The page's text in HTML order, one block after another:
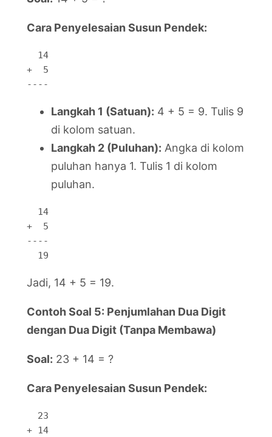
Cara Penyelesaian Susun Pendek:
  14
+  5
----
Langkah 1 (Satuan): 4 + 5 = 9. Tulis 9
di kolom satuan.
Langkah 2 (Puluhan): Angka di kolom
puluhan hanya 1. Tulis 1 di kolom
puluhan.
  14
+  5
----
  19
Jadi, 14 + 5 = 19.
Contoh Soal 5: Penjumlahan Dua Digit
dengan Dua Digit (Tanpa Membawa)
Soal: 23 + 14 = ?
Cara Penyelesaian Susun Pendek:
  23
+ 14